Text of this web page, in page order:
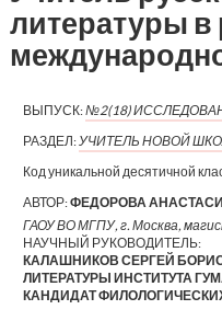
литературы в
ВЫПУСК:№2(18)
РАЗДЕЛ: УЧИТЕЛЬ НОВОЙ
Код уникальной десятичной
АВТОР:ФЕДОРОВА
ГАОУ ВО МГПУ, г. Москва,
НАУЧНЫЙ РУКОВОДИТЕЛЬ:
КАЛАШНИКОВ СЕРГЕЙ
ЛИТЕРАТУРЫ ИНСТИТУТА
КАНДИДАТ